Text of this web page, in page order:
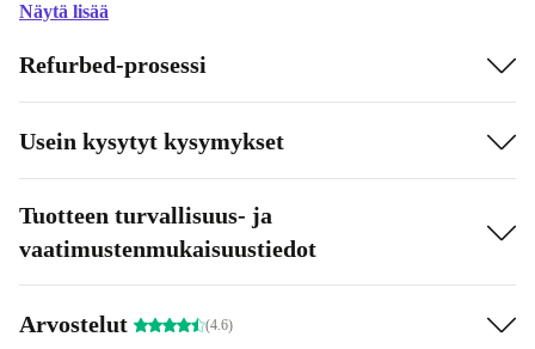
Näytä lisää
Refurbed-prosessi
Usein kysytyt kysymykset
Tuotteen turvallisuus- ja
vaatimustenmukaisuustiedot
Arvostelut (4.6)